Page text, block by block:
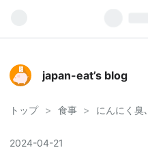
japan-eat’s blog
トップ > 食事 > にんにく臭
2024-04-21